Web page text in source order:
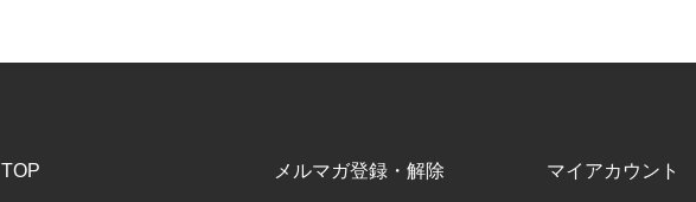
TOP メルマガ登録・解除 マイアカウント